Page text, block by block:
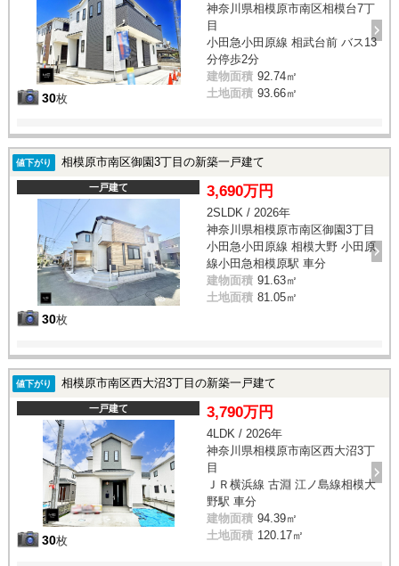
30枚
神奈川県相模原市南区相模台7丁
目
小田急小田原線 相武台前 バス13
分停歩2分
建物面積 92.74㎡
土地面積 93.66㎡
値下がり 相模原市南区御園3丁目の新築一戸建て
一戸建て
30枚
3,690万円
2SLDK / 2026年
神奈川県相模原市南区御園3丁目
小田急小田原線 相模大野 小田原
線小田急相模原駅 車分
建物面積 91.63㎡
土地面積 81.05㎡
値下がり 相模原市南区西大沼3丁目の新築一戸建て
一戸建て
30枚
3,790万円
4LDK / 2026年
神奈川県相模原市南区西大沼3丁
目
ＪＲ横浜線 古淵 江ノ島線相模大
野駅 車分
建物面積 94.39㎡
土地面積 120.17㎡